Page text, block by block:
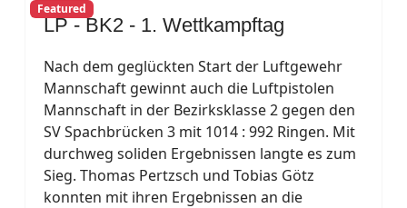
Featured
LP - BK2 - 1. Wettkampftag
Nach dem geglückten Start der Luftgewehr
Mannschaft gewinnt auch die Luftpistolen
Mannschaft in der Bezirksklasse 2 gegen den
SV Spachbrücken 3 mit 1014 : 992 Ringen. Mit
durchweg soliden Ergebnissen langte es zum
Sieg. Thomas Pertzsch und Tobias Götz
konnten mit ihren Ergebnissen an die